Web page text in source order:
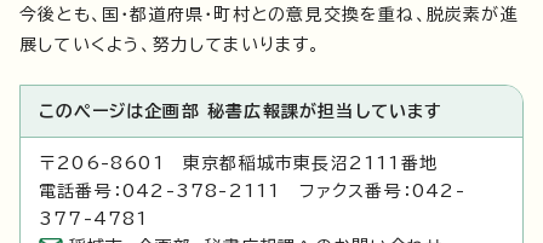
今後とも、国・都道府県・町村との意見交換を重ね、脱炭素が進
展していくよう、努力してまいります。
このページは企画部 秘書広報課が担当しています
〒206-8601 東京都稲城市東長沼2111番地
電話番号：042-378-2111 ファクス番号：042-
377-4781